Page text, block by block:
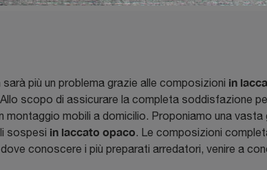
più un problema grazie alle composizioni in
scopo di assicurare la completa soddisfazione
mobili a domicilio. Proponiamo una
sospesi in laccato opaco . Le composizioni
conoscere i più preparati arredatori, venire a